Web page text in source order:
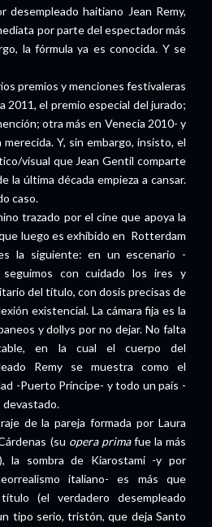
desempleado haitiano Jean Remy,
por parte del espectador más
la fórmula ya es conocida. Y se
premios y menciones festivaleras
2011, el premio especial del jurado;
otra más en Venecia 2010- y
Y, sin embargo, insisto, el
visual que Jean Gentil comparte
la última década empieza a cansar.
caso.
trazado por el cine que apoya la
luego es exhibido en Rotterdam
la siguiente: en un escenario -
seguimos con cuidado los ires y
del título, con dosis precisas de
existencial. La cámara fija es la
y dollys por no dejar. No falta
en la cual el cuerpo del
Remy se muestra como el
-Puerto Príncipe- y todo un país -
devastado.
de la pareja formada por Laura
(su opera primafue la más
la sombra de Kiarostami -y por
italiano- es más que
(el verdadero desempleado
tipo serio, tristón, que deja Santo